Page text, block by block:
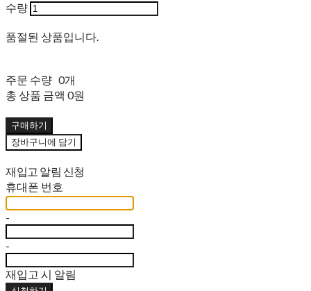
수량
품절된 상품입니다.
주문 수량 0개
총 상품 금액 0원
구매하기
장바구니에 담기
재입고 알림 신청
휴대폰 번호
-
-
재입고 시 알림